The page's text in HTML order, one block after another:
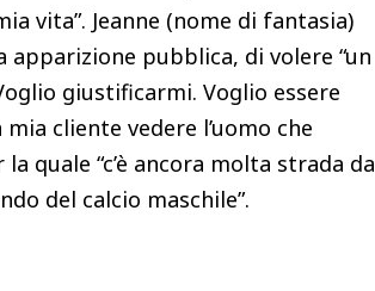
vita”. Jeanne (nome di fantasia)
pubblica, di volere “un
giustificarmi. Voglio essere
cliente vedere l’uomo che
quale “c’è ancora molta strada da
del calcio maschile”.